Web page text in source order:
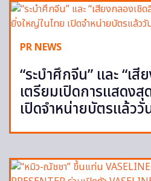
PR NEWS
“ระบำศึกจีน” และ “เสี
เตรียมเปิดการแสดง
เปิดจำหน่ายบัตรแล้ววั